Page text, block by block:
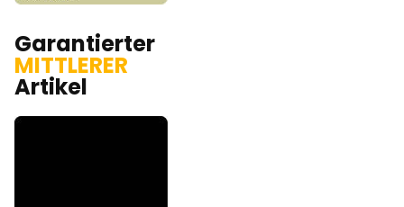
Garantierter
MITTLERER
Artikel